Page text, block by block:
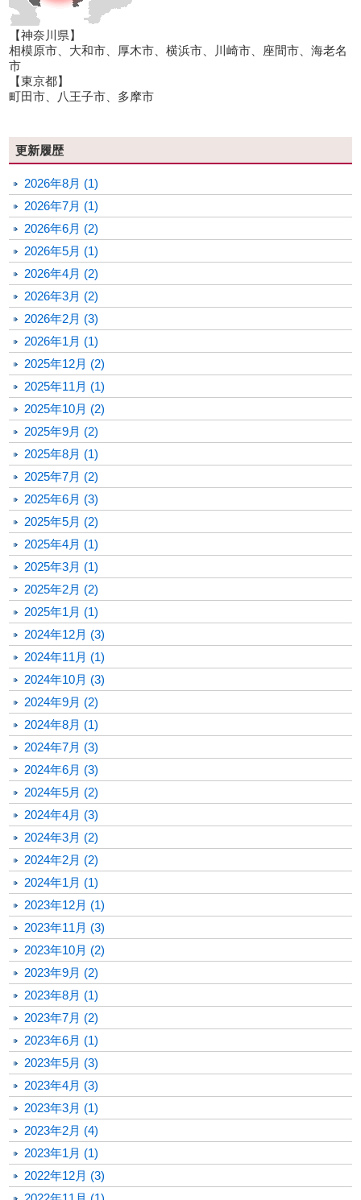
【神奈川県】
相模原市、大和市、厚木市、横浜市、川崎市、座間市、海老名
市
【東京都】
町田市、八王子市、多摩市
更新履歴
2026年8月 (1)
2026年7月 (1)
2026年6月 (2)
2026年5月 (1)
2026年4月 (2)
2026年3月 (2)
2026年2月 (3)
2026年1月 (1)
2025年12月 (2)
2025年11月 (1)
2025年10月 (2)
2025年9月 (2)
2025年8月 (1)
2025年7月 (2)
2025年6月 (3)
2025年5月 (2)
2025年4月 (1)
2025年3月 (1)
2025年2月 (2)
2025年1月 (1)
2024年12月 (3)
2024年11月 (1)
2024年10月 (3)
2024年9月 (2)
2024年8月 (1)
2024年7月 (3)
2024年6月 (3)
2024年5月 (2)
2024年4月 (3)
2024年3月 (2)
2024年2月 (2)
2024年1月 (1)
2023年12月 (1)
2023年11月 (3)
2023年10月 (2)
2023年9月 (2)
2023年8月 (1)
2023年7月 (2)
2023年6月 (1)
2023年5月 (3)
2023年4月 (3)
2023年3月 (1)
2023年2月 (4)
2023年1月 (1)
2022年12月 (3)